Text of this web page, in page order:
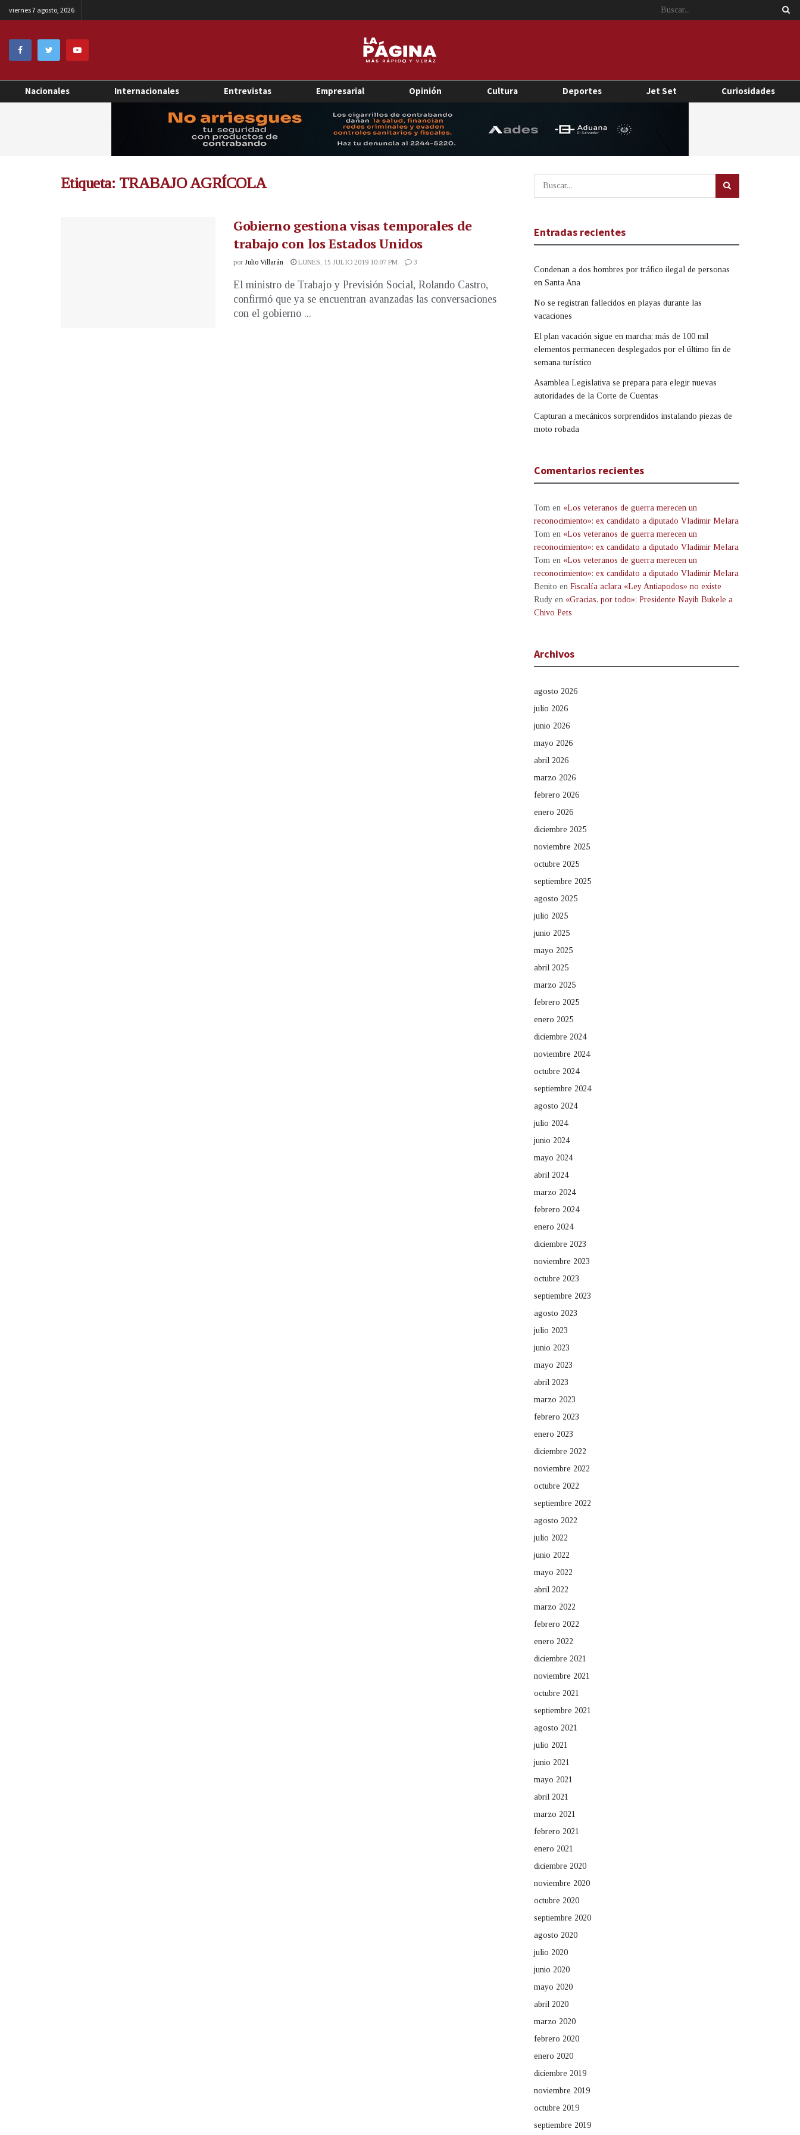
viernes 7 agosto, 2026
Nacionales Internacionales Entrevistas Empresarial Opinión Cultura Deportes Jet Set Curiosidades
Etiqueta: TRABAJO AGRÍCOLA
Gobierno gestiona visas temporales de
trabajo con los Estados Unidos
por Julio Villarán LUNES, 15 JULIO 2019 10:07 PM 3
El ministro de Trabajo y Previsión Social, Rolando Castro,
confirmó que ya se encuentran avanzadas las conversaciones
con el gobierno ...
Entradas recientes
Condenan a dos hombres por tráfico ilegal de personas
en Santa Ana
No se registran fallecidos en playas durante las
vacaciones
El plan vacación sigue en marcha; más de 100 mil
elementos permanecen desplegados por el último fin de
semana turístico
Asamblea Legislativa se prepara para elegir nuevas
autoridades de la Corte de Cuentas
Capturan a mecánicos sorprendidos instalando piezas de
moto robada
Comentarios recientes
Tom en «Los veteranos de guerra merecen un
reconocimiento»: ex candidato a diputado Vladimir Melara
Tom en «Los veteranos de guerra merecen un
reconocimiento»: ex candidato a diputado Vladimir Melara
Tom en «Los veteranos de guerra merecen un
reconocimiento»: ex candidato a diputado Vladimir Melara
Benito en Fiscalía aclara «Ley Antiapodos» no existe
Rudy en «Gracias, por todo»: Presidente Nayib Bukele a
Chivo Pets
Archivos
agosto 2026
julio 2026
junio 2026
mayo 2026
abril 2026
marzo 2026
febrero 2026
enero 2026
diciembre 2025
noviembre 2025
octubre 2025
septiembre 2025
agosto 2025
julio 2025
junio 2025
mayo 2025
abril 2025
marzo 2025
febrero 2025
enero 2025
diciembre 2024
noviembre 2024
octubre 2024
septiembre 2024
agosto 2024
julio 2024
junio 2024
mayo 2024
abril 2024
marzo 2024
febrero 2024
enero 2024
diciembre 2023
noviembre 2023
octubre 2023
septiembre 2023
agosto 2023
julio 2023
junio 2023
mayo 2023
abril 2023
marzo 2023
febrero 2023
enero 2023
diciembre 2022
noviembre 2022
octubre 2022
septiembre 2022
agosto 2022
julio 2022
junio 2022
mayo 2022
abril 2022
marzo 2022
febrero 2022
enero 2022
diciembre 2021
noviembre 2021
octubre 2021
septiembre 2021
agosto 2021
julio 2021
junio 2021
mayo 2021
abril 2021
marzo 2021
febrero 2021
enero 2021
diciembre 2020
noviembre 2020
octubre 2020
septiembre 2020
agosto 2020
julio 2020
junio 2020
mayo 2020
abril 2020
marzo 2020
febrero 2020
enero 2020
diciembre 2019
noviembre 2019
octubre 2019
septiembre 2019